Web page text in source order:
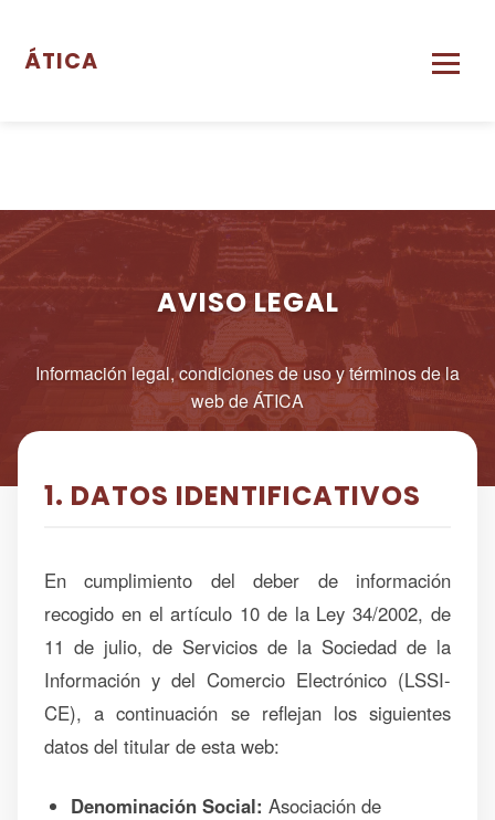
ÁTICA
AVISO LEGAL
Información legal, condiciones de uso y términos de la
web de ÁTICA
1. DATOS IDENTIFICATIVOS
En cumplimiento del deber de información
recogido en el artículo 10 de la Ley 34/2002, de
11 de julio, de Servicios de la Sociedad de la
Información y del Comercio Electrónico (LSSI-
CE), a continuación se reflejan los siguientes
datos del titular de esta web:
Denominación Social: Asociación de